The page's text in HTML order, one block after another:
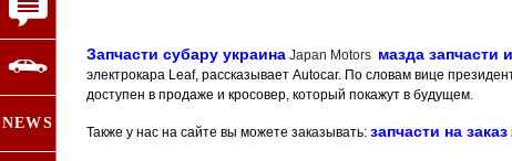
NEWS
Запчасти субару украина Japan Motors мазда запчасти
электрокара Leaf, рассказывает Autocar. По словам вице
доступен в продаже и кросовер, который покажут в будущем.
Также у нас на сайте вы можете заказывать:запчасти на заказ